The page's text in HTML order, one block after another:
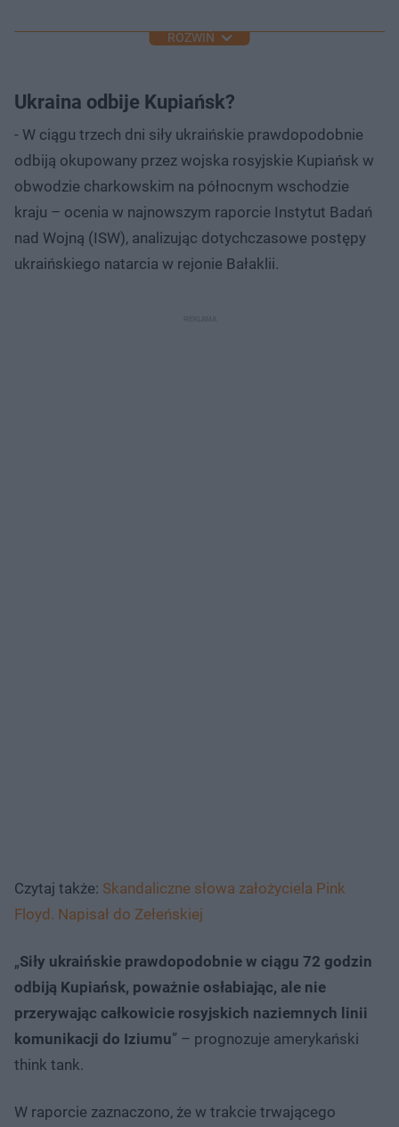
ROZWIŃ
Ukraina odbije Kupiańsk?
- W ciągu trzech dni siły ukraińskie prawdopodobnie
odbiją okupowany przez wojska rosyjskie Kupiańsk w
obwodzie charkowskim na północnym wschodzie
kraju – ocenia w najnowszym raporcie Instytut Badań
nad Wojną (ISW), analizując dotychczasowe postępy
ukraińskiego natarcia w rejonie Bałaklii.
Czytaj także: Skandaliczne słowa założyciela Pink
Floyd. Napisał do Zełeńskiej
„Siły ukraińskie prawdopodobnie w ciągu 72 godzin
odbiją Kupiańsk, poważnie osłabiając, ale nie
przerywając całkowicie rosyjskich naziemnych linii
komunikacji do Iziumu” – prognozuje amerykański
think tank.
W raporcie zaznaczono, że w trakcie trwającego